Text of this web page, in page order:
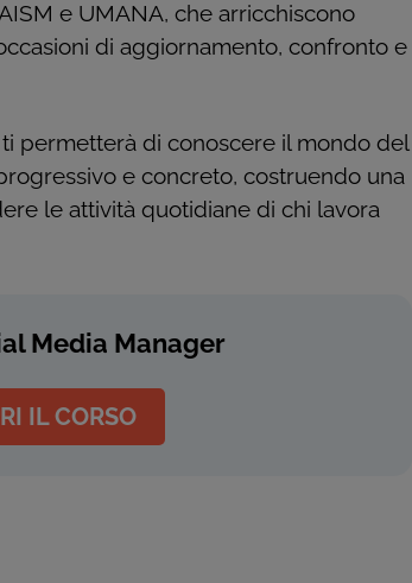
e UMANA, che arricchiscono
di aggiornamento, confronto e
permetterà di conoscere il mondo del
e concreto, costruendo una
le attività quotidiane di chi lavora
Media Manager
IL CORSO